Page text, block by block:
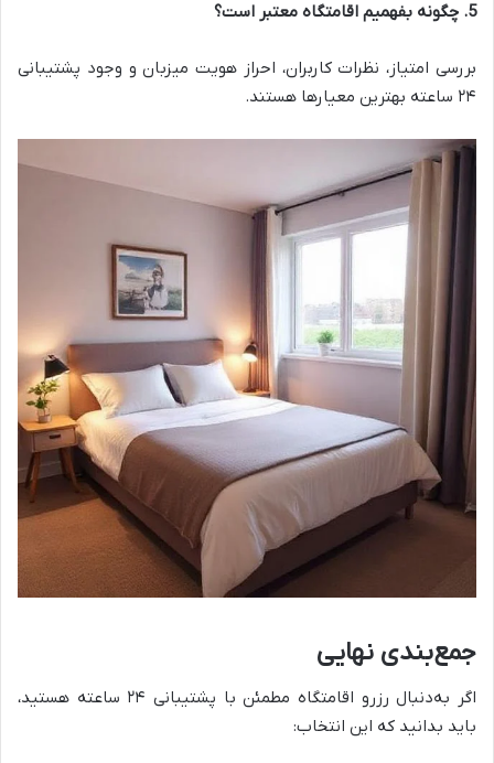
5. چگونه بفهمیم اقامتگاه معتبر است؟
بررسی امتیاز، نظرات کاربران، احراز هویت میزبان و وجود پشتیبانی
۲۴ ساعته بهترین معیارها هستند.
جمع‌بندی نهایی
اگر به‌دنبال رزرو اقامتگاه مطمئن با پشتیبانی ۲۴ ساعته هستید،
باید بدانید که این انتخاب: